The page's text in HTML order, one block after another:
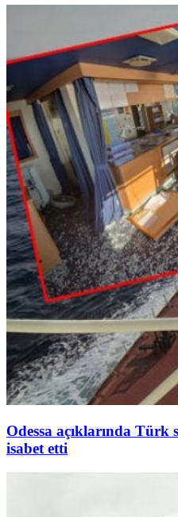
Odessa açıklarında
isabet etti